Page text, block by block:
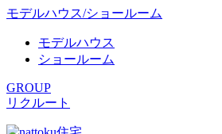
モデルハウス/ショールーム
モデルハウス
ショールーム
GROUP
リクルート